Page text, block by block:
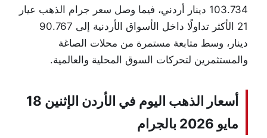
103.734 دينار أردني، فيما وصل سعر جرام الذهب عيار
21 الأكثر تداولًا داخل الأسواق الأردنية إلى 90.767
دينار، وسط متابعة مستمرة من محلات الصاغة
والمستثمرين لتحركات السوق المحلية والعالمية.
أسعار الذهب اليوم في الأردن الإثنين 18
مايو 2026 بالجرام